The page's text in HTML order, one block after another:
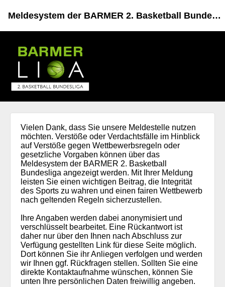
Meldesystem der BARMER 2. Basketball Bundesliga
Vielen Dank, dass Sie unsere Meldestelle nutzen
möchten. Verstöße oder Verdachtsfälle im Hinblick
auf Verstöße gegen Wettbewerbsregeln oder
gesetzliche Vorgaben können über das
Meldesystem der BARMER 2. Basketball
Bundesliga angezeigt werden. Mit Ihrer Meldung
leisten Sie einen wichtigen Beitrag, die Integrität
des Sports zu wahren und einen fairen Wettbewerb
nach geltenden Regeln sicherzustellen.
Ihre Angaben werden dabei anonymisiert und
verschlüsselt bearbeitet. Eine Rückantwort ist
daher nur über den Ihnen nach Abschluss zur
Verfügung gestellten Link für diese Seite möglich.
Dort können Sie ihr Anliegen verfolgen und werden
wir Ihnen ggf. Rückfragen stellen. Sollten Sie eine
direkte Kontaktaufnahme wünschen, können Sie
unten Ihre persönlichen Daten freiwillig angeben.